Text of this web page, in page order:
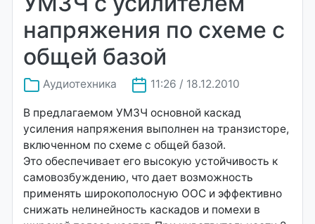
напряжения по схеме с
общей базой
Аудиотехника 11:26 / 18.12.2010
В предлагаемом УМЗЧ основной каскад
усиления напряжения выполнен на транзисторе,
включенном по схеме с общей базой.
Это обеспечивает его высокую устойчивость к
самовозбуждению, что дает возможность
применять широкополосную ООС и эффективно
снижать нелинейность каскадов и помехи в